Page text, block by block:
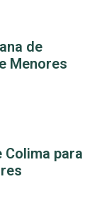
de
Menores
Colima para